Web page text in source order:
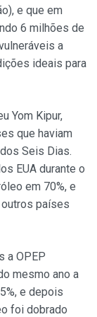
e que em
6 milhões de
a
ideais para
Yom Kipur,
que haviam
Seis Dias.
EUA durante o
em 70%, e
países
a OPEP
mesmo ano a
e depois
foi dobrado